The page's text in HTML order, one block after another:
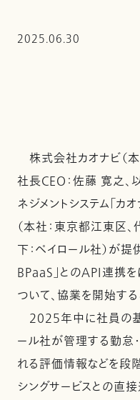
2025.06.30
株式会社カオナビ（
社長CEO：佐藤 寛之、
ネジメントシステム「カ
（本社：東京都江東区
下：ペイロール社）が
BPaaS」とのAPI連携
ついて、協業を開始する
2025年中に社員の基
ール社が管理する勤怠
れる評価情報などを段
シングサービスとの直